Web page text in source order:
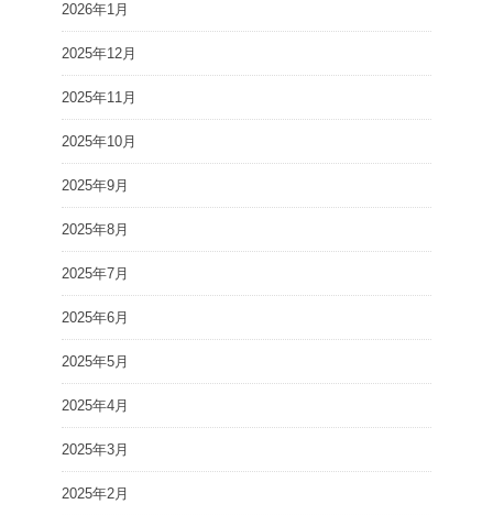
2026年1月
2025年12月
2025年11月
2025年10月
2025年9月
2025年8月
2025年7月
2025年6月
2025年5月
2025年4月
2025年3月
2025年2月